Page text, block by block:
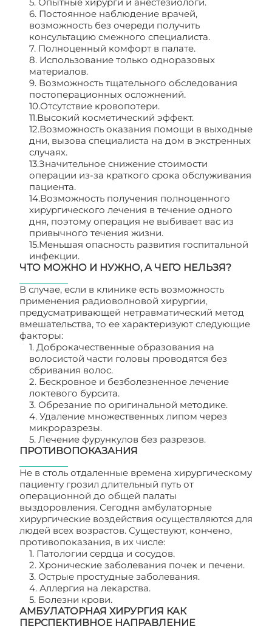
6. Постоянное наблюдение врачей,
возможность без очереди получить
консультацию смежного специалиста.
7. Полноценный комфорт в палате.
8. Использование только одноразовых
материалов.
9. Возможность тщательного обследования
постоперационных осложнений.
10.Отсутствие кровопотери.
11.Высокий косметический эффект.
12.Возможность оказания помощи в выходные
дни, вызова специалиста на дом в экстренных
случаях.
13.Значительное снижение стоимости
операции из-за краткого срока обслуживания
пациента.
14.Возможность получения полноценного
хирургического лечения в течение одного
дня, поэтому операция не выбивает вас из
привычного течения жизни.
15.Меньшая опасность развития госпитальной
инфекции.
ЧТО МОЖНО И НУЖНО, А ЧЕГО НЕЛЬЗЯ?
В случае, если в клинике есть возможность
применения радиоволновой хирургии,
предусматривающей нетравматический метод
вмешательства, то ее характеризуют следующие
факторы:
1. Доброкачественные образования на
волосистой части головы проводятся без
сбривания волос.
2. Бескровное и безболезненное лечение
локтевого бурсита.
3. Обрезание по оригинальной методике.
4. Удаление множественных липом через
микроразрезы.
5. Лечение фурункулов без разрезов.
ПРОТИВОПОКАЗАНИЯ
Не в столь отдаленные времена хирургическому
пациенту грозил длительный путь от
операционной до общей палаты
выздоровления. Сегодня амбулаторные
хирургические воздействия осуществляются для
людей всех возрастов. Существуют, кончено,
противопоказания, в их числе:
1. Патологии сердца и сосудов.
2. Хронические заболевания почек и печени.
3. Острые простудные заболевания.
4. Аллергия на лекарства.
5. Болезни крови.
АМБУЛАТОРНАЯ ХИРУРГИЯ КАК
ПЕРСПЕКТИВНОЕ НАПРАВЛЕНИЕ